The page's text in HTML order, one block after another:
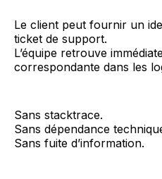
Le client peut fournir un
ticket de support.
L’équipe retrouve
correspondante dans les
Sans stacktrace.
Sans dépendance
Sans fuite d’information.